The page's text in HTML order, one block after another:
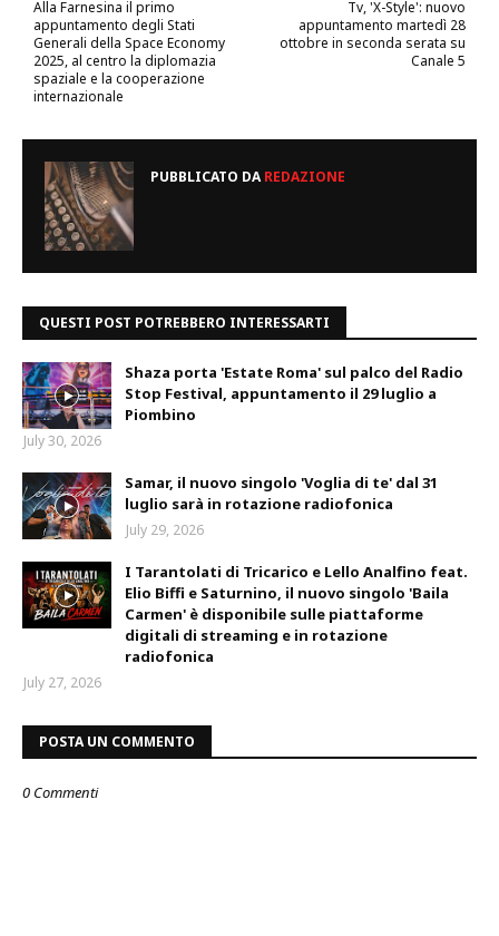
Tv, 'X-Style': nuovo
appuntamento martedì 28
ottobre in seconda serata su
Canale 5
Alla Farnesina il primo
appuntamento degli Stati
Generali della Space Economy
2025, al centro la diplomazia
spaziale e la cooperazione
internazionale
PUBBLICATO DAREDAZIONE
QUESTI POST POTREBBERO INTERESSARTI
Shaza porta 'Estate Roma' sul palco del Radio
Stop Festival, appuntamento il 29 luglio a
Piombino
July 30, 2026
Samar, il nuovo singolo 'Voglia di te' dal 31
luglio sarà in rotazione radiofonica
July 29, 2026
I Tarantolati di Tricarico e Lello Analfino feat.
Elio Biffi e Saturnino, il nuovo singolo 'Baila
Carmen' è disponibile sulle piattaforme
digitali di streaming e in rotazione
radiofonica
July 27, 2026
POSTA UN COMMENTO
0 Commenti